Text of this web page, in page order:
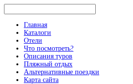
Главная
Каталоги
Отели
Что посмотреть?
Описания туров
Пляжный отдых
Альтернативные поездки
Карта сайта